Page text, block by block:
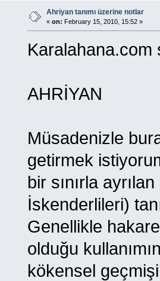
Ahriyan tanımı üzerine notlar
« on: February 15, 2010, 15:52 »
Karalahana.com
AHRİYAN
Müsadenizle
getirmek
bir sınırla
İskenderlileri)
Genellikle
olduğu
kökensel